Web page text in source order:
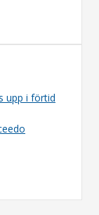
upp i förtid